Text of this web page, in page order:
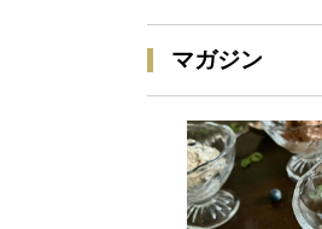
マガジン